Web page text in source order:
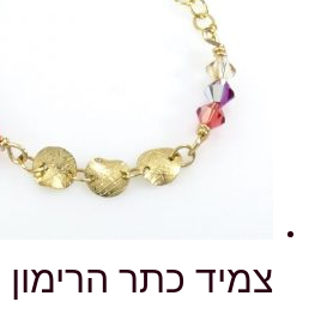
צמיד כתר הרימון